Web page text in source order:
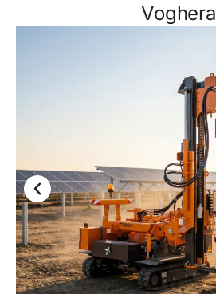
Voghera